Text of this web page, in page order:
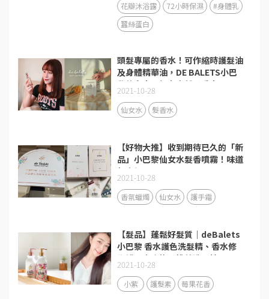
花瓣沐浴露
72小時保濕
#身體乳
蠶絲蛋白
頭髮專屬的香水！可作縮時護髮油
及身體精華油，DE BALETS小巴
黎仙女水，輕奢自然髮香水
2021-10-28
仙女水 髮香水
【好物大推】收到期待已久的「新
品」小巴黎仙女水髮香噴霧！味道
超高級！
2021-10-28
香氛蠟燭 仙女水 護手霜
【髮品】蓬鬆好髮質｜deBalets
小巴黎 香水護色洗髮精、香水修
復護髮素｜染髮推薦洗髮精
2021-10-28
小紫 護髮素 莓果花香